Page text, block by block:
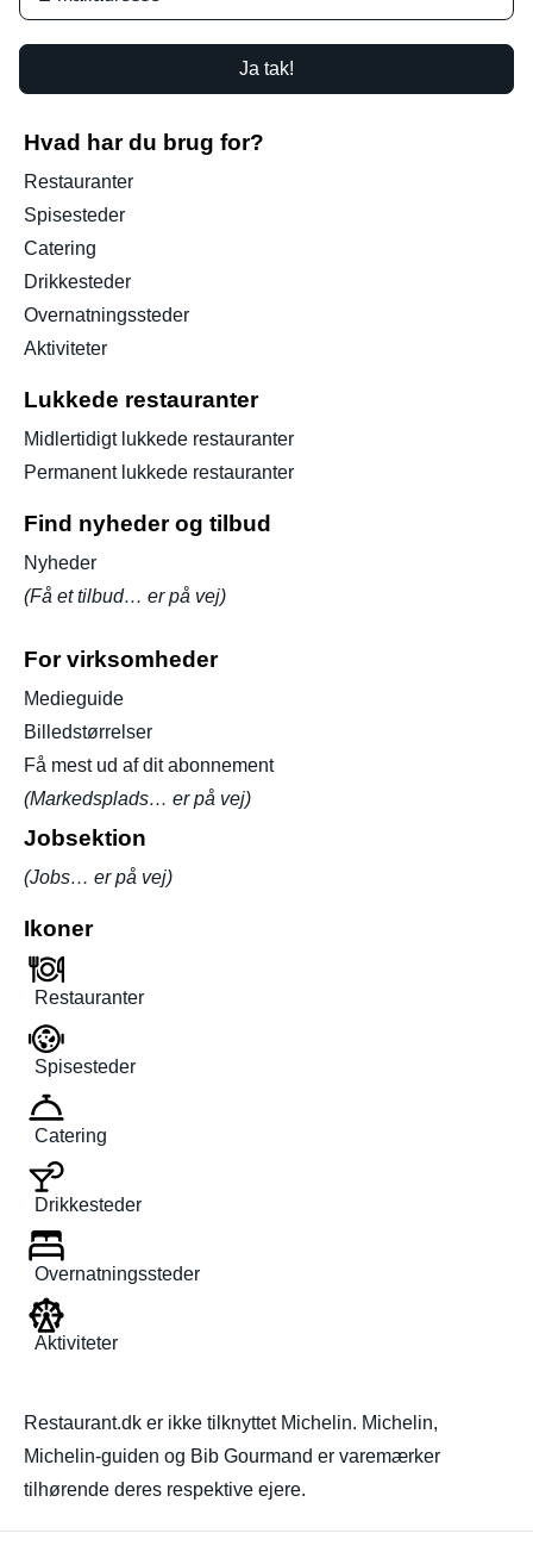
Ja tak!
Hvad har du brug for?
Restauranter
Spisesteder
Catering
Drikkesteder
Overnatningssteder
Aktiviteter
Lukkede restauranter
Midlertidigt lukkede restauranter
Permanent lukkede restauranter
Find nyheder og tilbud
Nyheder
(Få et tilbud… er på vej)
For virksomheder
Medieguide
Billedstørrelser
Få mest ud af dit abonnement
(Markedsplads… er på vej)
Jobsektion
(Jobs… er på vej)
Ikoner
Restauranter
Spisesteder
Catering
Drikkesteder
Overnatningssteder
Aktiviteter
Restaurant.dk er ikke tilknyttet Michelin. Michelin,
Michelin-guiden og Bib Gourmand er varemærker
tilhørende deres respektive ejere.